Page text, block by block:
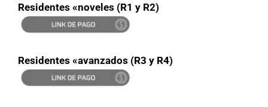
Residentes «noveles (R1 y R2)
Residentes «avanzados (R3 y R4)